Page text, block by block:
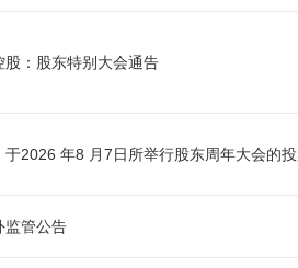
股：股东特别大会通告
于2026 年8 月7日所举行股东周年大会的
监管公告